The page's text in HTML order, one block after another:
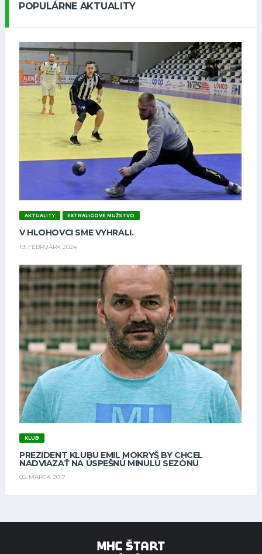
POPULÁRNE AKTUALITY
AKTUALITY EXTRALIGOVÉ MUŽSTVO
V HLOHOVCI SME VYHRALI.
19. FEBRUÁRA 2024
KLUB
PREZIDENT KLUBU EMIL MOKRYŠ BY CHCEL
NADVIAZAŤ NA ÚSPEŠNÚ MINULÚ SEZÓNU
05. MARCA 2017